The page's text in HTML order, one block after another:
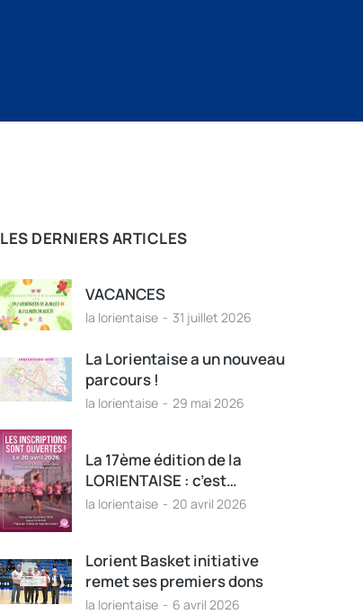
LES DERNIERS ARTICLES
VACANCES
la lorientaise 31 juillet 2026
La Lorientaise a un nouveau
parcours !
la lorientaise 29 mai 2026
La 17ème édition de la
LORIENTAISE : c’est…
la lorientaise 20 avril 2026
Lorient Basket initiative
remet ses premiers dons
la lorientaise 6 avril 2026